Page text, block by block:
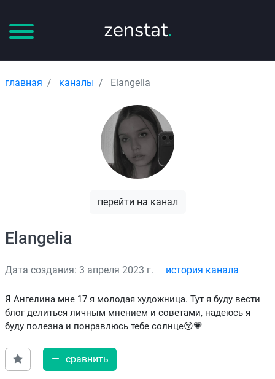
zenstat.
главная каналы Elangelia
перейти на канал
Elangelia
Дата создания: 3 апреля 2023 г. история канала
Я Ангелина мне 17 я молодая художница. Тут я буду вести
блог делиться личным мнением и советами, надеюсь я
буду полезна и понравлюсь тебе солнце😚💗
сравнить